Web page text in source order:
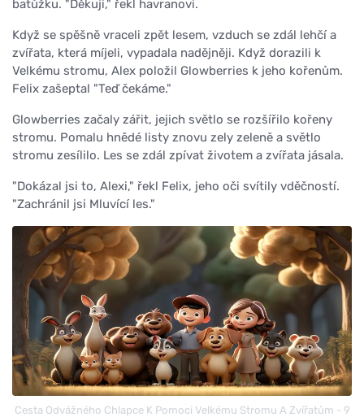
batůžku. "Děkuji," řekl havranovi.
Když se spěšně vraceli zpět lesem, vzduch se zdál lehčí a
zvířata, která míjeli, vypadala nadějněji. Když dorazili k
Velkému stromu, Alex položil Glowberries k jeho kořenům.
Felix zašeptal "Teď čekáme."
Glowberries začaly zářit, jejich světlo se rozšířilo kořeny
stromu. Pomalu hnědé listy znovu zely zeleně a světlo
stromu zesílilo. Les se zdál zpívat životem a zvířata jásala.
"Dokázal jsi to, Alexi," řekl Felix, jeho oči svítily vděčností.
"Zachránil jsi Mluvící les."
Cesta Odvážného Chlapce K Pomoci Velkému Stromu A Zvířatům - 9